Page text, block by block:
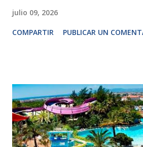
julio 09, 2026
COMPARTIR PUBLICAR UN